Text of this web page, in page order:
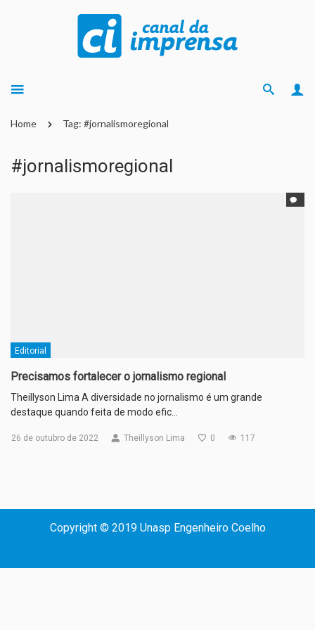
Home Tag: #jornalismoregional
#jornalismoregional
Editorial
Precisamos fortalecer o jornalismo regional
Theillyson Lima A diversidade no jornalismo é um grande
destaque quando feita de modo efic…
26 de outubro de 2022 Theillyson Lima 0 117
Copyright © 2019 Unasp Engenheiro Coelho